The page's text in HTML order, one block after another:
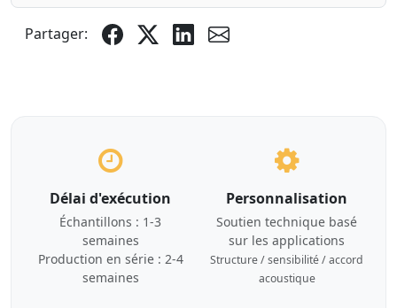
Partager:
Délai d'exécution
Échantillons : 1-3
semaines
Production en série : 2-4
semaines
Personnalisation
Soutien technique basé
sur les applications
Structure / sensibilité / accord
acoustique